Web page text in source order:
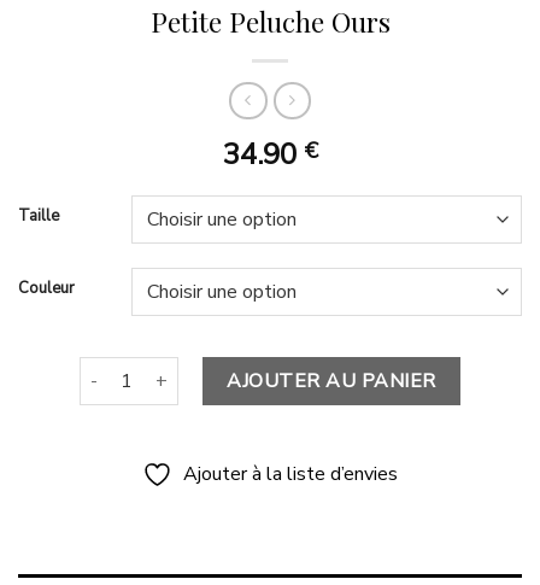
Petite Peluche Ours
34.90 €
Taille
Couleur
quantité de Petite Peluche OursAJOUTER AU PANIER
Ajouter à la liste d’envies